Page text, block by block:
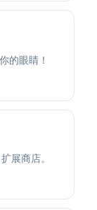
的眼睛！
展商店。